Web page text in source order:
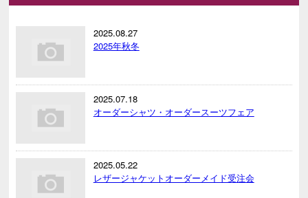
2025.08.27
2025年秋冬
2025.07.18
オーダーシャツ・オーダースーツフェア
2025.05.22
レザージャケットオーダーメイド受注会